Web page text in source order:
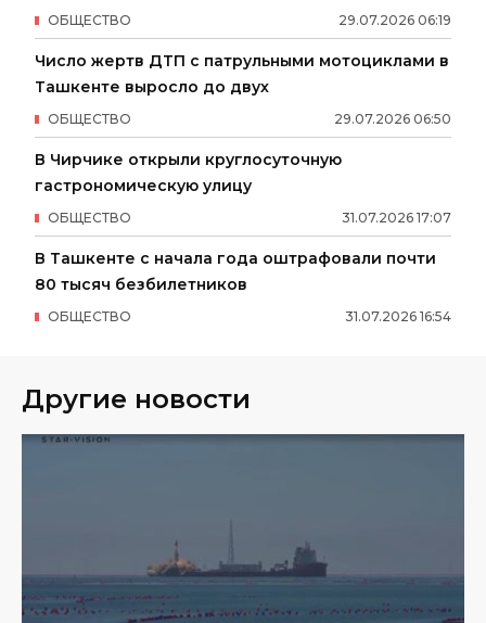
29.07.2026 06:19
ОБЩЕСТВО
Число жертв ДТП с патрульными мотоциклами в
Ташкенте выросло до двух
29.07.2026 06:50
ОБЩЕСТВО
В Чирчике открыли круглосуточную
гастрономическую улицу
31.07.2026 17:07
ОБЩЕСТВО
В Ташкенте с начала года оштрафовали почти
80 тысяч безбилетников
31.07.2026 16:54
ОБЩЕСТВО
Другие новости